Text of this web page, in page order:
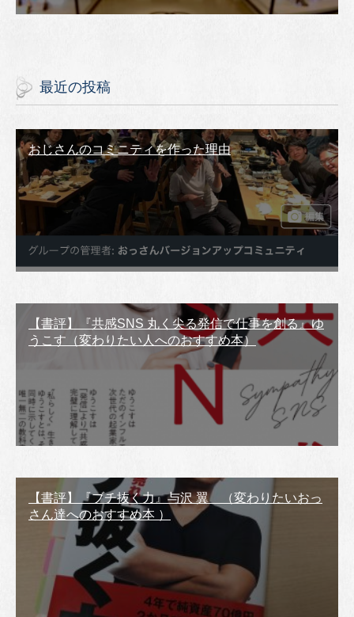
最近の投稿
おじさんのコミニティを作った理由
【書評】『共感SNS 丸く尖る発信で仕事を創る』ゆ
うこす（変わりたい人へのおすすめ本）
【書評】『ブチ抜く力』与沢 翼 （変わりたいおっ
さん達へのおすすめ本 ）